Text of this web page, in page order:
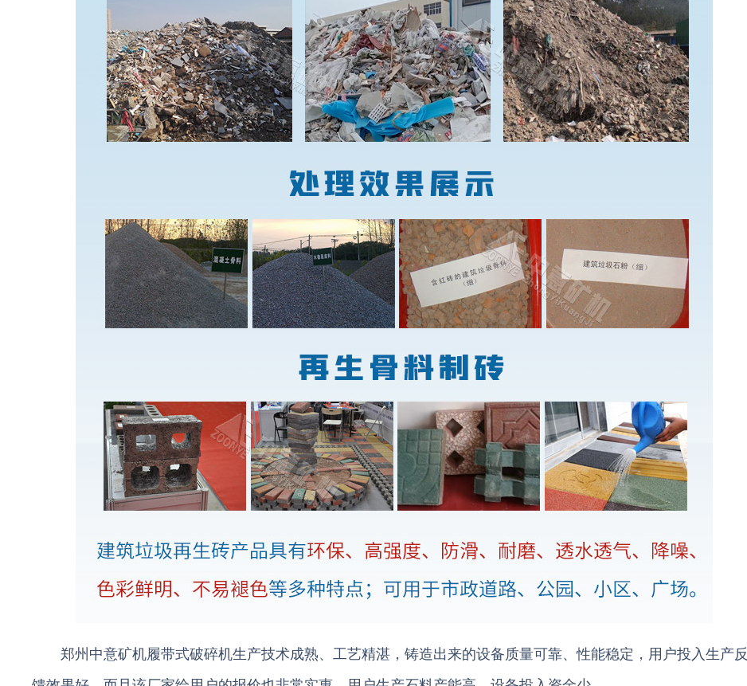
郑州中意矿机履带式破碎机生产技术成熟、工艺精湛，铸造出来的设备质量可靠、性能稳定，用户投入生产反